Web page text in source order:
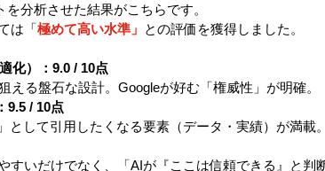
分析させた結果がこちらです。
は「極めて高い水準」 との評価を獲得しました。
化）：9.0 / 10点
える盤石な設計。Googleが好む「権威性」が明確。
9.5 / 10点
として引用したくなる要素（データ・実績）が満載。
すいだけでなく、「AIが『ここは信頼できる』と判